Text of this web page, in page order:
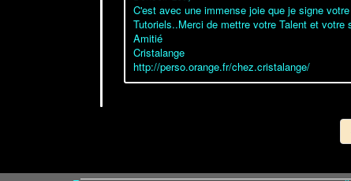
C'est avec une immense joie que je signe
Tutoriels..Merci de mettre votre Talent et
Amitié
Cristalange
http://perso.orange.fr/chez.cristalange/